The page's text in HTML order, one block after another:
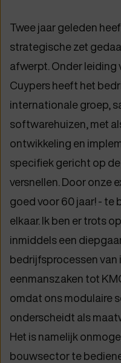
Twee jaar geleden
strategische zet
afwerpt. Onder leiding
Cuypers heeft het
internationale groep,
softwarehuizen, met
ontwikkeling en
specifiek gericht op
versnellen. Door onze
goed voor 60 jaar! - te
elkaar. Ik ben er trots
inmiddels een
bedrijfsprocessen
eenmanszaken tot
omdat ons modulaire
onderscheidt als
Het is namelijk
bouwsector te